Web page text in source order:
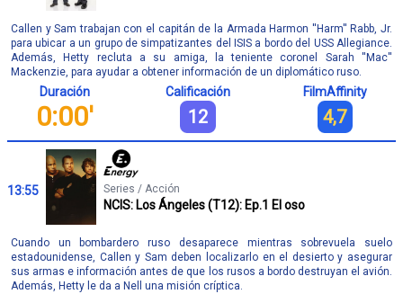
Callen y Sam trabajan con el capitán de la Armada Harmon ''Harm'' Rabb, Jr.
para ubicar a un grupo de simpatizantes del ISIS a bordo del USS Allegiance.
Además, Hetty recluta a su amiga, la teniente coronel Sarah ''Mac''
Mackenzie, para ayudar a obtener información de un diplomático ruso.
Duración
0:00'
Calificación
12
FilmAffinity
4,7
13:55 Series / Acción
NCIS: Los Ángeles (T12): Ep.1 El oso
Cuando un bombardero ruso desaparece mientras sobrevuela suelo
estadounidense, Callen y Sam deben localizarlo en el desierto y asegurar
sus armas e información antes de que los rusos a bordo destruyan el avión.
Además, Hetty le da a Nell una misión críptica.